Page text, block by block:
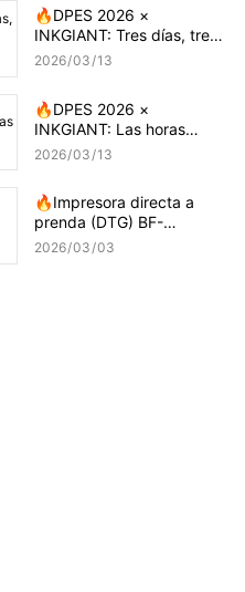
🔥DPES 2026 ×
INKGIANT: Tres días, tres
máquinas, momentos
2026 03 13
🔥DPES 2026 ×
INKGIANT: Las horas
antes del espectáculo
2026 03 13
🔥Impresora directa a
prenda (DTG) BF-
DTGPRO-II8 de última
2026 03 03